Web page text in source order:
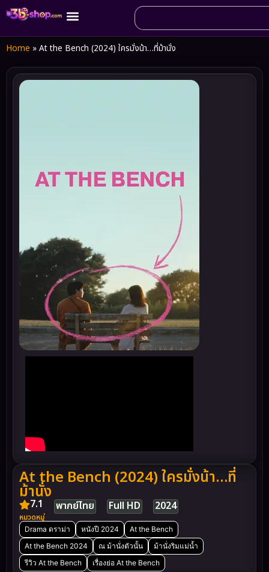
Home » At the Bench (2024) ใครมั่งน้า…ที่ม้านั่ง
At the Bench (2024) ใครมั่งน้า…ที่
ม้านั่ง
7.1 พากย์ไทย Full HD 2024
หมวดหมู่
Drama ดราม่า หนังปี 2024
At the Bench
At the Bench 2024
ณ ม้านั่งตัวนั้น
ม้านั่งริมแม่น้ำ
รีวิว At the Bench
เรื่องย่อ At the Bench